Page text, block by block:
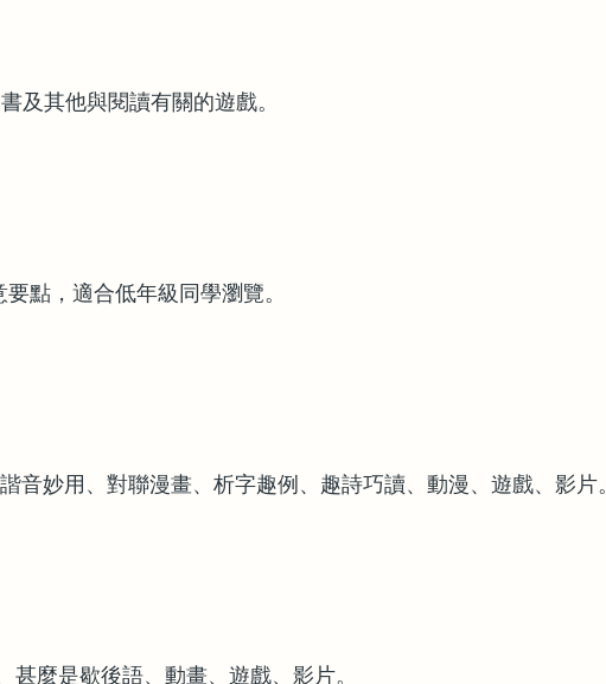
其他與閱讀有關的遊戲。
點，適合低年級同學瀏覽。
妙用、對聯漫畫、析字趣例、趣詩巧讀、動漫、遊戲、影片。
麼是歇後語、動畫、遊戲、影片。